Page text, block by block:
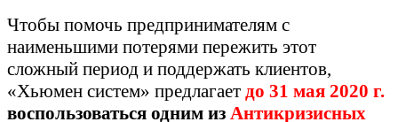
Чтобы помочь предпринимателям с
наименьшими потерями пережить этот
сложный период и поддержать клиентов,
«Хьюмен систем» предлагает до 31 мая 2020 г.
воспользоваться одним из Антикризисных